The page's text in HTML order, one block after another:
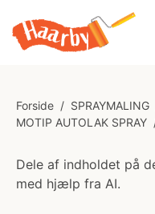
Forside / SPRAYMALING
MOTIP AUTOLAK SPRAY
Dele af indholdet på
med hjælp fra AI.